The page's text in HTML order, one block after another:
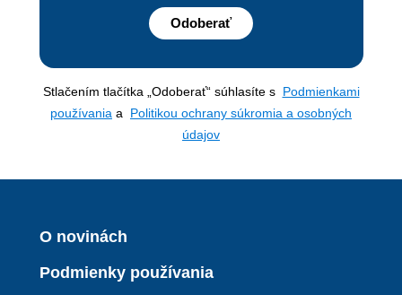
Odoberať
Stlačením tlačítka „Odoberať“ súhlasíte s Podmienkami
používania a Politikou ochrany súkromia a osobných
údajov
O novinách
Podmienky používania